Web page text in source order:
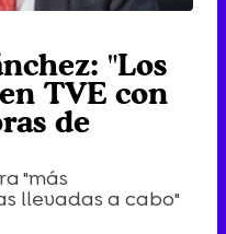
"Los
TVE con
de
"más
llevadas a cabo"